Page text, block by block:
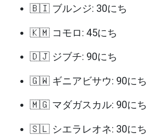
🇧🇮 ブルンジ: 30にち
🇰🇲 コモロ: 45にち
🇩🇯 ジブチ: 90にち
🇬🇼 ギニアビサウ: 90にち
🇲🇬 マダガスカル: 90にち
🇸🇱 シエラレオネ: 30にち